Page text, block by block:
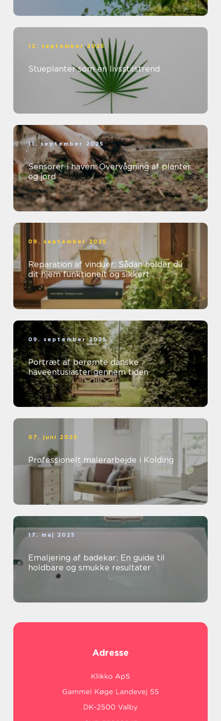
12. september 2025
Stueplanter som en livsstilstrend
11. september 2025
Sensorer i haven: Overvågning af planter
og jord
09. september 2025
Reparation af vinduer: Sådan holder du
dit hjem funktionelt og sikkert
09. september 2025
Portræt af berømte danske
haveentusiaster gennem tiden
07. juni 2025
Professionelt malerarbejde i Kolding
17. maj 2025
Emaljering af badekar: En guide til
holdbare og smukke resultater
Adresse